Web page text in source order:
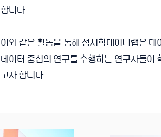
합니다.
이와 같은 활동을 통해 정치학데이터랩은
데이터 중심의 연구를 수행하는 연구자들이
고자 합니다.